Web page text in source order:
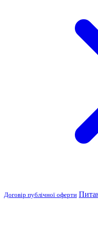
Договір публічної оферти